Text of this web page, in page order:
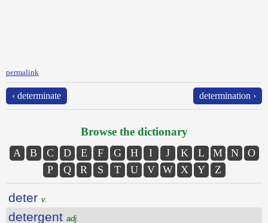
permalink
‹ determinate determination ›
Browse the dictionary
A B C D E F G H I J K L M N
O
P
Q R S T U V W X Y Z
deter v.
detergent adj.